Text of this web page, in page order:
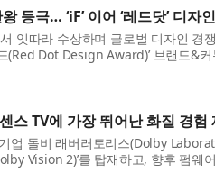
등극… ‘iF’ 이어 ‘레드닷’ 디자
잇따라 수상하며 글로벌 디자인 경
(Red Dot Design Award)’ 브랜드&
스 TV에 가장 뛰어난 화질 경험
업 돌비 래버러토리스(Dolby
Vision 2)’를 탑재하고, 향후 펌